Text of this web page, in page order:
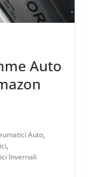
Auto
Auto,
,
Invernali